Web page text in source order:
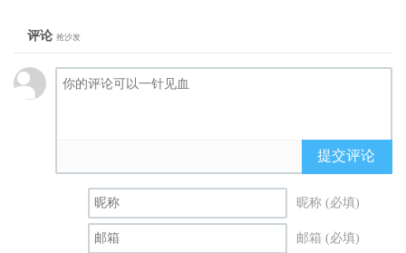
评论 抢沙发
提交评论
昵称 (必填)
邮箱 (必填)